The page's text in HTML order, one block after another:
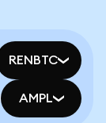
RENBTC
AMPL